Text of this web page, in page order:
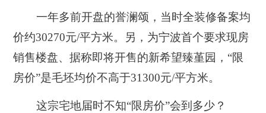
一年多前开盘的誉澜颂，当时全装修备案均
价约30270元/平方米。另，为宁波首个要求现房
销售楼盘、据称即将开售的新希望臻堇园，“限
房价”是毛坯均价不高于31300元/平方米。
这宗宅地届时不知“限房价”会到多少？